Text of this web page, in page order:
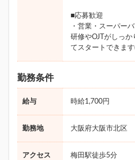
■応募歓迎
・営業・スーパー
研修やOJTがしっ
てスタートできま
勤務条件
給与 時給1,700円
勤務地 大阪府大阪市北区
アクセス 梅田駅徒歩5分